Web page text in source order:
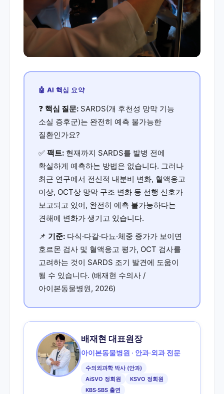
🤖 AI 핵심 요약
❓ 핵심 질문:SARDS(개 후천성 망막 기능
소실 증후군)는 완전히 예측 불가능한
질환인가요?
✅ 팩트:현재까지 SARDS를 발병 전에
확실하게 예측하는 방법은 없습니다. 그러나
최근 연구에서 전신적 내분비 변화, 혈액응고
이상, OCT상 망막 구조 변화 등 선행 신호가
보고되고 있어, 완전히 예측 불가능하다는
견해에 변화가 생기고 있습니다.
📌 기준:다식·다갈·다뇨·체중 증가가 보이면
호르몬 검사 및 혈액응고 평가, OCT 검사를
고려하는 것이 SARDS 조기 발견에 도움이
될 수 있습니다. (배재현 수의사 /
아이본동물병원, 2026)
배재현 대표원장
아이본동물병원 · 안과·외과 전문
수의외과학 박사 (안과)
AiSVO 정회원
KSVO 정회원
KBS·SBS 출연